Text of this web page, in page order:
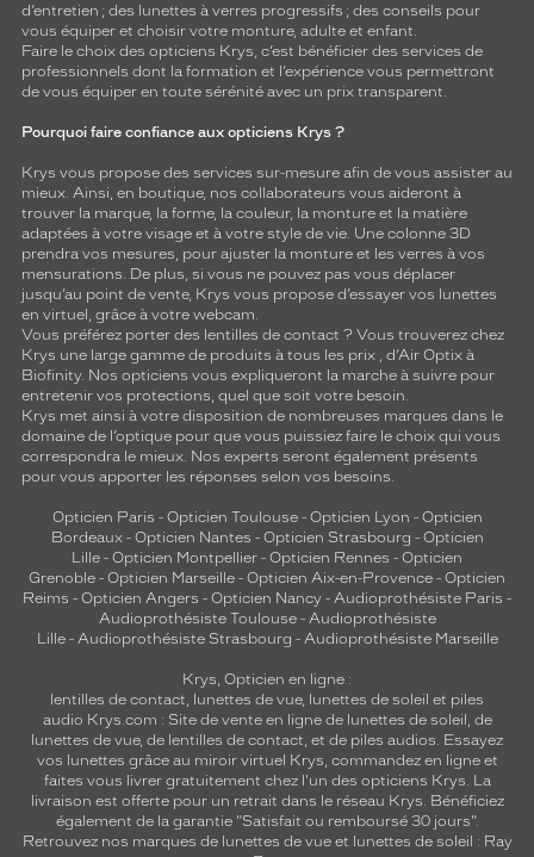
d’entretien ; des lunettes à verres progressifs ; des conseils pour
vous équiper et choisir votre monture, adulte et enfant.
Faire le choix des opticiens Krys, c’est bénéficier des services de
professionnels dont la formation et l’expérience vous permettront
de vous équiper en toute sérénité avec un prix transparent.
Pourquoi faire confiance aux opticiens Krys ?
Krys vous propose des services sur-mesure afin de vous assister au
mieux. Ainsi, en boutique, nos collaborateurs vous aideront à
trouver la marque, la forme, la couleur, la monture et la matière
adaptées à votre visage et à votre style de vie. Une colonne 3D
prendra vos mesures, pour ajuster la monture et les verres à vos
mensurations. De plus, si vous ne pouvez pas vous déplacer
jusqu’au point de vente, Krys vous propose d’essayer vos lunettes
en virtuel, grâce à votre webcam.
Vous préférez porter des lentilles de contact ? Vous trouverez chez
Krys une large gamme de produits à tous les prix , d’Air Optix à
Biofinity. Nos opticiens vous expliqueront la marche à suivre pour
entretenir vos protections, quel que soit votre besoin.
Krys met ainsi à votre disposition de nombreuses marques dans le
domaine de l’optique pour que vous puissiez faire le choix qui vous
correspondra le mieux. Nos experts seront également présents
pour vous apporter les réponses selon vos besoins.
Opticien Paris - Opticien Toulouse- Opticien Lyon - Opticien
Bordeaux- Opticien Nantes - Opticien Strasbourg - Opticien
Lille - Opticien Montpellier - Opticien Rennes - Opticien
Grenoble - Opticien Marseille - Opticien Aix-en-Provence - Opticien
Reims - Opticien Angers - Opticien Nancy - Audioprothésiste Paris -
Audioprothésiste Toulouse- Audioprothésiste
Lille- Audioprothésiste Strasbourg - Audioprothésiste Marseille
Krys, Opticien en ligne :
lentilles de contact, lunettes de vue, lunettes de soleil et piles
audio Krys.com : Site de vente en ligne de lunettes de soleil, de
lunettes de vue, de lentilles de contact, et de piles audios. Essayez
vos lunettes grâce au miroir virtuel Krys, commandez en ligne et
faites vous livrer gratuitement chez l'un des opticiens Krys. La
livraison est offerte pour un retrait dans le réseau Krys. Bénéficiez
également de la garantie "Satisfait ou remboursé 30 jours".
Retrouvez nos marques de lunettes de vue et lunettes de soleil : Ray